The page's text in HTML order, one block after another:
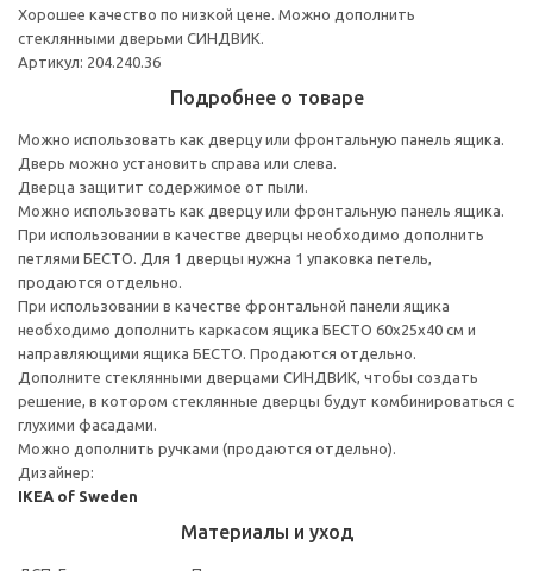
Хорошее качество по низкой цене. Можно дополнить
стеклянными дверьми СИНДВИК.
Артикул: 204.240.36
Подробнее о товаре
Можно использовать как дверцу или фронтальную панель ящика.
Дверь можно установить справа или слева.
Дверца защитит содержимое от пыли.
Можно использовать как дверцу или фронтальную панель ящика.
При использовании в качестве дверцы необходимо дополнить
петлями БЕСТО. Для 1 дверцы нужна 1 упаковка петель,
продаются отдельно.
При использовании в качестве фронтальной панели ящика
необходимо дополнить каркасом ящика БЕСТО 60x25x40 см и
направляющими ящика БЕСТО. Продаются отдельно.
Дополните стеклянными дверцами СИНДВИК, чтобы создать
решение, в котором стеклянные дверцы будут комбинироваться с
глухими фасадами.
Можно дополнить ручками (продаются отдельно).
Дизайнер:
IKEA of Sweden
Материалы и уход